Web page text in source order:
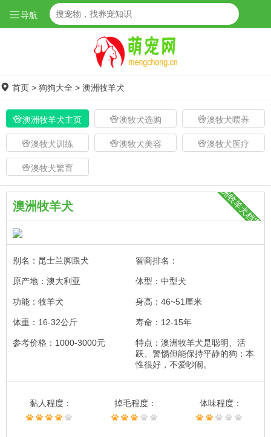
导航
首页 > 狗狗大全 > 澳洲牧羊犬
澳洲牧羊犬主页 澳牧犬选购 澳牧犬喂养
澳牧犬训练 澳牧犬美容 澳牧犬医疗
澳牧犬繁育
澳洲牧羊犬 澳洲牧羊犬档案
别名：昆士兰脚跟犬 智商排名：
原产地：澳大利亚 体型：中型犬
功能：牧羊犬 身高：46~51厘米
体重：16-32公斤 寿命：12-15年
参考价格：1000-3000元
特点：澳洲牧羊犬是聪明、活
跃、警惕但能保持平静的狗；本
性很好，不爱吵闹。
黏人程度： 掉毛程度： 体味程度：